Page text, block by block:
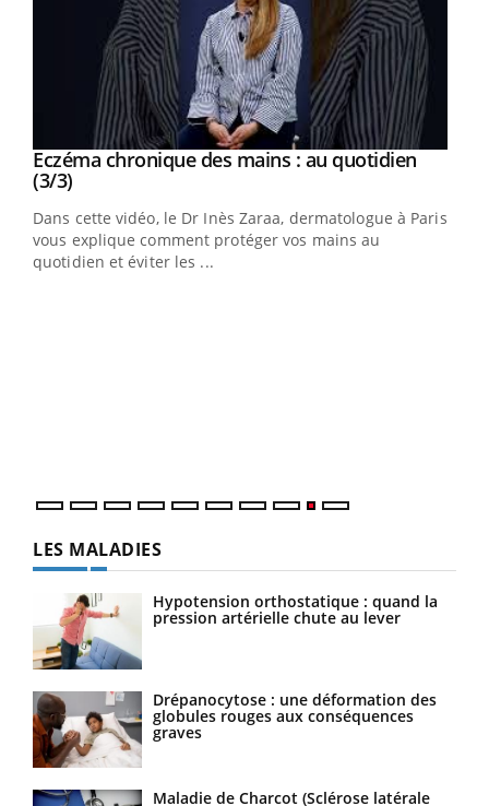
Youtube
Youtube
Eczéma chronique des mains : au quotidien
(3/3)Youtube
Dans cette vidéo, le Dr Inès Zaraa, dermatologue à Paris,
vous explique comment protéger vos mains au
quotidien et éviter les ...
LES MALADIES
Hypotension orthostatique : quand la
pression artérielle chute au lever
Drépanocytose : une déformation des
globules rouges aux conséquences
graves
Maladie de Charcot (Sclérose latérale